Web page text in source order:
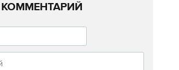
КОММЕНТАРИЙ